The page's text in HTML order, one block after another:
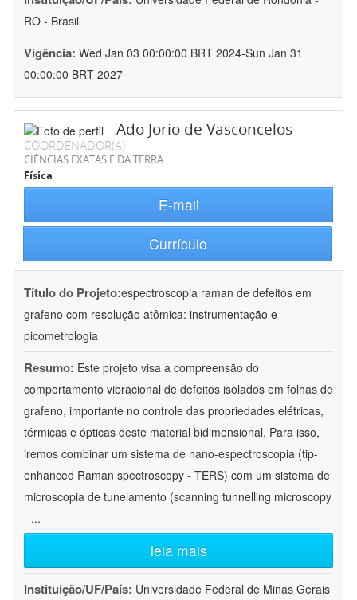
RO - Brasil
Vigência: Wed Jan 03 00:00:00 BRT 2024-Sun Jan 31
00:00:00 BRT 2027
Ado Jorio de Vasconcelos
COORDENADOR(A)
CIÊNCIAS EXATAS E DA TERRA
Física
E-mail
Currículo
Título do Projeto:espectroscopia raman de defeitos em
grafeno com resolução atômica: instrumentação e
picometrologia
Resumo: Este projeto visa a compreensão do
comportamento vibracional de defeitos isolados em folhas de
grafeno, importante no controle das propriedades elétricas,
térmicas e ópticas deste material bidimensional. Para isso,
iremos combinar um sistema de nano-espectroscopia (tip-
enhanced Raman spectroscopy - TERS) com um sistema de
microscopia de tunelamento (scanning tunnelling microscopy
- ...
leia mais
Instituição/UF/País: Universidade Federal de Minas Gerais